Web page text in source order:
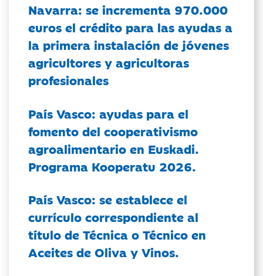
Navarra: se incrementa 970.000
euros el crédito para las ayudas a
la primera instalación de jóvenes
agricultores y agricultoras
profesionales
País Vasco: ayudas para el
fomento del cooperativismo
agroalimentario en Euskadi.
Programa Kooperatu 2026.
País Vasco: se establece el
currículo correspondiente al
título de Técnica o Técnico en
Aceites de Oliva y Vinos.